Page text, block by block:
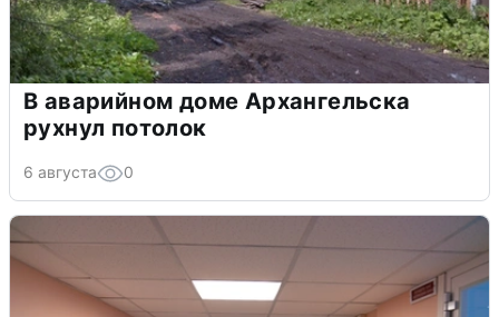
В аварийном доме Архангельска
рухнул потолок
6 августа 0